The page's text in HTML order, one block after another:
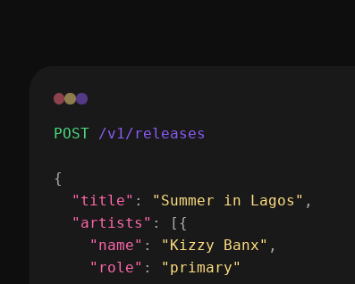
POST /v1/releases
{
"title" : "Summer in Lagos" ,
"artists" : [{
"name" : "Kizzy Banx" ,
"role" :
"primary"